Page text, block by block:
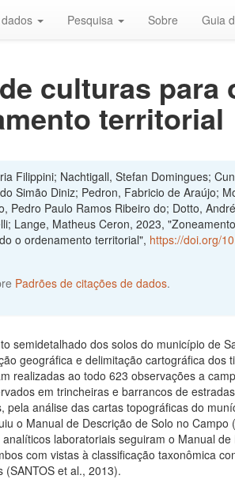
Pesquisa Sobre Guia
culturas para
territorial
Filippini; Nachtigall, Stefan Domingues;
Simão Diniz; Pedron, Fabricio de Araújo;
Pedro Paulo Ramos Ribeiro do; Dotto,
Lange, Matheus Ceron, 2023,
o ordenamento territorial", https://doi.org/
Padrões de citações de dados.
semidetalhado dos solos do município de
geográfica e delimitação cartográfica dos
realizadas ao todo 623 observações a
em trincheiras e barrancos de
pela análise das cartas topográficas do
o Manual de Descrição de Solo no Campo
laboratoriais seguiram o Manual
com vistas à classificação taxonômica
(SANTOS et al., 2013).